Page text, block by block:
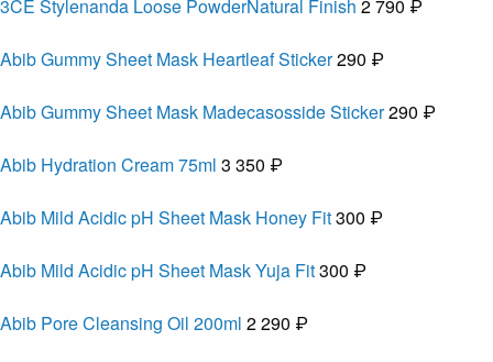
3CE Stylenanda Loose PowderNatural Finish 2 790 ₽
Abib Gummy Sheet Mask Heartleaf Sticker290 ₽
Abib Gummy Sheet Mask Madecasosside Sticker290 ₽
Abib Hydration Cream 75ml 3 350 ₽
Abib Mild Acidic pH Sheet Mask Honey Fit300 ₽
Abib Mild Acidic pH Sheet Mask Yuja Fit300 ₽
Abib Pore Cleansing Oil 200ml 2 290 ₽